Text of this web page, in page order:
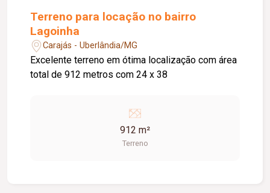
Terreno para locação no bairro
Lagoinha
Carajás - Uberlândia/MG
Excelente terreno em ótima localização com área
total de 912 metros com 24 x 38
912 m²
Terreno